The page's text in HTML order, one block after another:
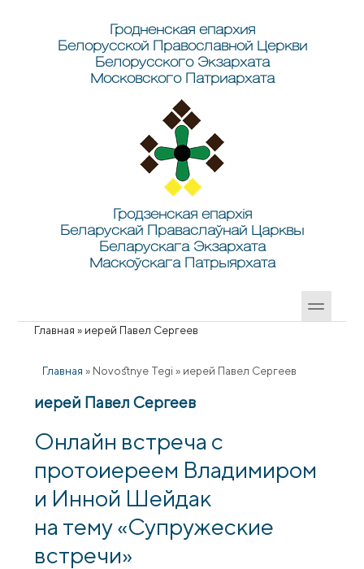
Гродненская епархия
Белорусской Православной Церкви
Белорусского Экзархата
Московского Патриархата
Гродзенская епархія
Беларускай Праваслаўнай Царквы
Беларускага Экзархата
Маскоўскага Патрыярхата
Вы здесь
Главная » иерей Павел Сергеев
Главная » Novostnye Tegi » иерей Павел Сергеев
иерей Павел Сергеев
Онлайн встреча с
протоиереем Владимиром
и Инной Шейдак
на тему «Супружеские
встречи»